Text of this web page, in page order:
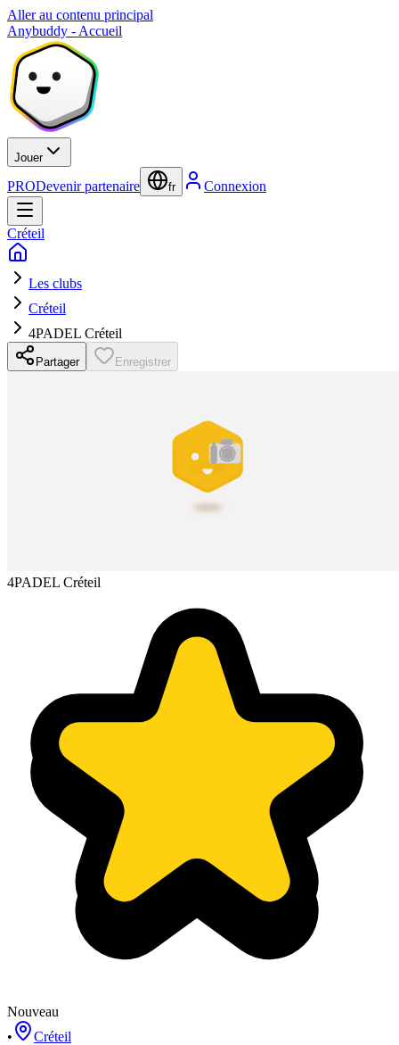
Aller au contenu principal
Anybuddy - Accueil
Jouer
PRODevenir partenaire fr Connexion
Créteil
Les clubs
Créteil
4PADEL Créteil
Partager Enregistrer
4PADEL Créteil
Nouveau
•
Créteil